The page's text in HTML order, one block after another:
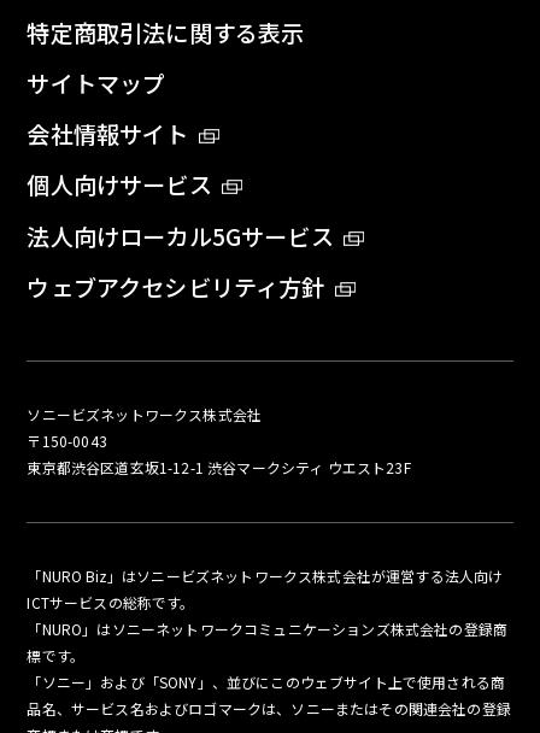
特定商取引法に関する表示
サイトマップ
会社情報サイト
個人向けサービス
法人向けローカル5Gサービス
ウェブアクセシビリティ方針
ソニービズネットワークス株式会社
〒150-0043
東京都渋谷区道玄坂1-12-1 渋谷マークシティ ウエスト23F
「NURO Biz」はソニービズネットワークス株式会社が運営する法人向け
ICTサービスの総称です。
「NURO」はソニーネットワークコミュニケーションズ株式会社の登録商
標です。
「ソニー」および「SONY」、並びにこのウェブサイト上で使用される商
品名、サービス名およびロゴマークは、ソニーまたはその関連会社の登録